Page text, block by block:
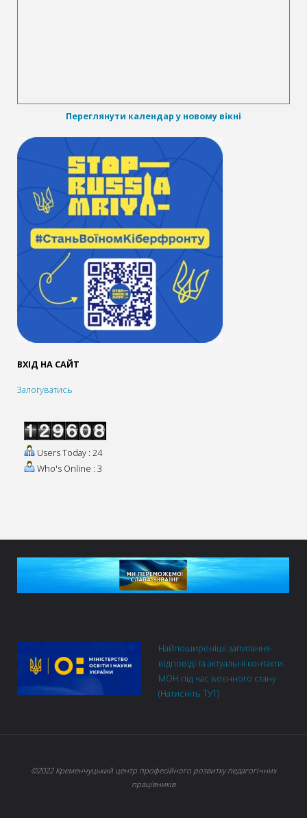
Переглянути календар у новому вікні
ВХІД НА САЙТ
Залогуватись
Users Today : 24
Who's Online : 3
Найпоширеніші запитання-
відповіді та актуальні контакти
МОН під час воєнного стану
(Натисніть ТУТ)
©2022 Кременчуцький центр професійного розвитку педагогічних
працівників